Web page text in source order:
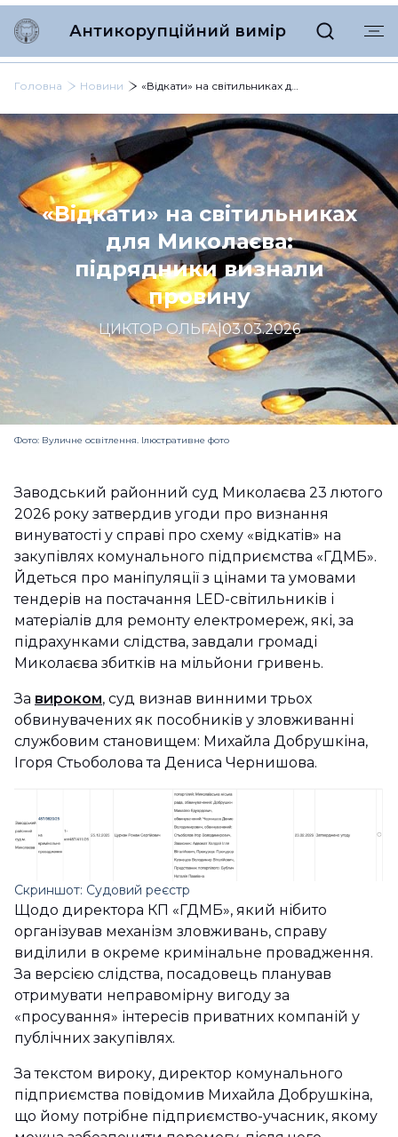
Антикорупційний вимір
Головна Новини «Відкати» на світильниках для Миколаєва: підрядники визнали провину
«Відкати» на світильниках
для Миколаєва:
підрядники визнали
провину
ЦИКТОР ОЛЬГА|03.03.2026
Фото: Вуличне освітлення. Ілюстративне фото
Заводський районний суд Миколаєва 23 лютого
2026 року затвердив угоди про визнання
винуватості у справі про схему «відкатів» на
закупівлях комунального підприємства «ГДМБ».
Йдеться про маніпуляції з цінами та умовами
тендерів на постачання LED-світильників і
матеріалів для ремонту електромереж, які, за
підрахунками слідства, завдали громаді
Миколаєва збитків на мільйони гривень.
За вироком, суд визнав винними трьох
обвинувачених як пособників у зловживанні
службовим становищем: Михайла Добрушкіна,
Ігоря Стьоболова та Дениса Чернишова.
Скриншот: Судовий реєстр
Щодо директора КП «ГДМБ», який нібито
організував механізм зловживань, справу
виділили в окреме кримінальне провадження.
За версією слідства, посадовець планував
отримувати неправомірну вигоду за
«просування» інтересів приватних компаній у
публічних закупівлях.
За текстом вироку, директор комунального
підприємства повідомив Михайла Добрушкіна,
що йому потрібне підприємство-учасник, якому